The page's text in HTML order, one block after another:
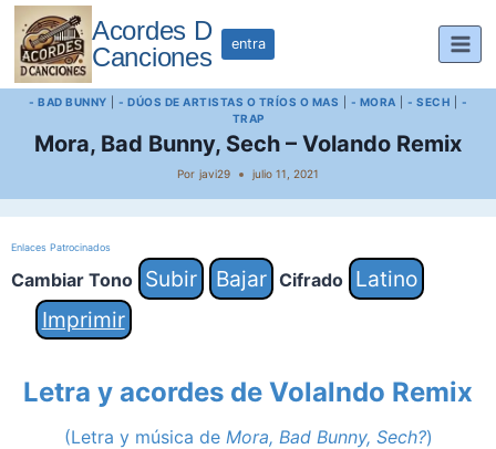
Saltar
contenido
Acordes D
Canciones
entra
- BAD BUNNY - DÚOS DE ARTISTAS O TRÍOS O MAS - MORA - SECH
-
TRAP
Mora, Bad Bunny, Sech – Volando Remix
Por javi29 julio 11, 2021
Enlaces Patrocinados
Cambiar Tono Subir Bajar Cifrado
Latino
Imprimir
Letra y acordes de Volalndo Remix
(Letra y música de Mora, Bad Bunny, Sech?)